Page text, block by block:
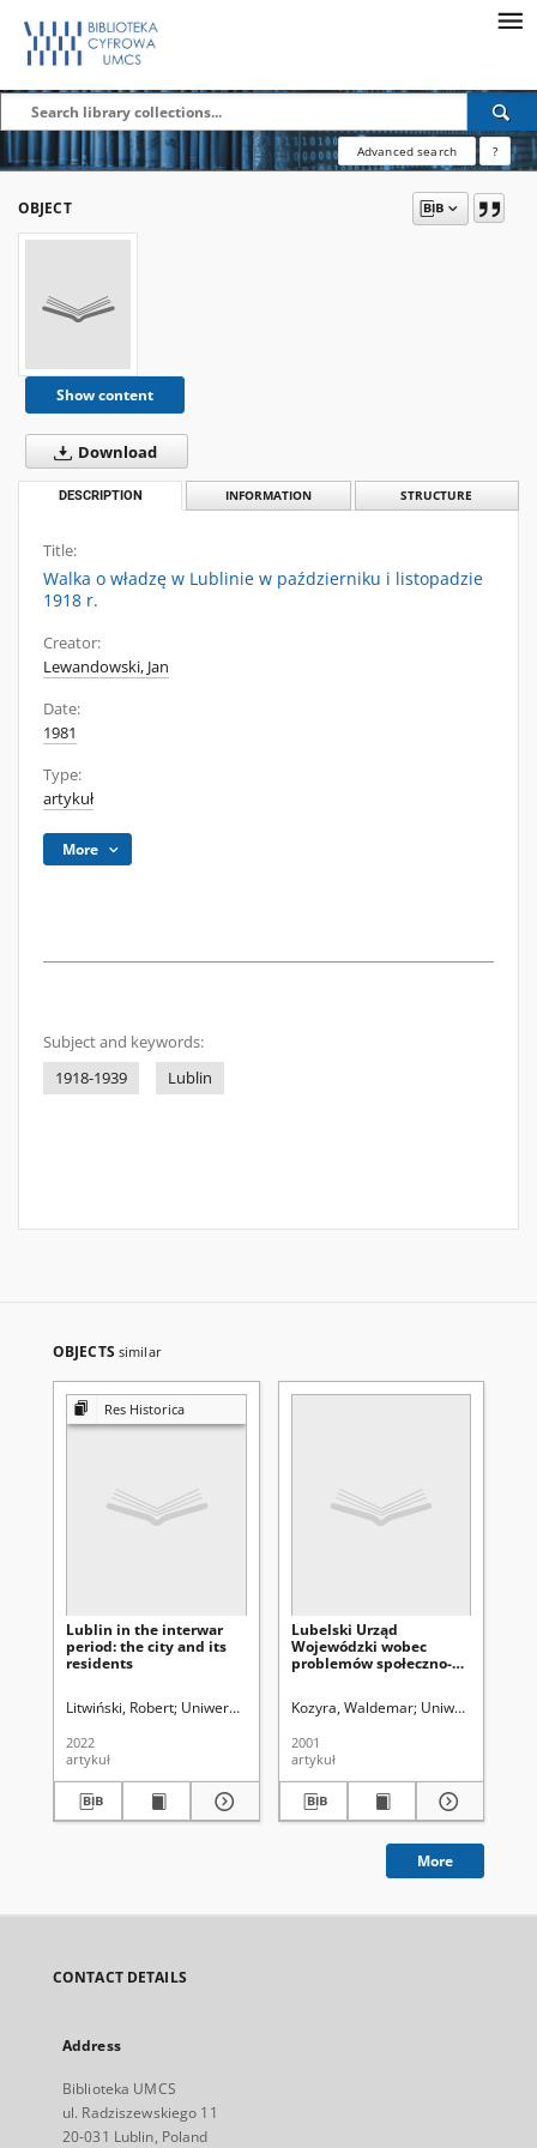
Advanced search ?
OBJECT
Show content
Download
DESCRIPTION INFORMATION STRUCTURE
Title:
Walka o władzę w Lublinie w październiku i listopadzie
1918 r.
Creator:
Lewandowski, Jan
Date:
1981
Type:
artykuł
More
Subject and keywords:
1918-1939
Lublin
OBJECTS similar
Res Historica
Lublin in the interwar
period: the city and its
residents
Litwiński, Robert Uniwersytet Marii Curie-Skłodowskiej (Lublin)
2022
artykuł
Lubelski Urząd
Wojewódzki wobec
problemów społeczno-
1919-1926
Kozyra, Waldemar Uniwersytet
2001
artykuł
More
CONTACT DETAILS
Address
Biblioteka UMCS
ul. Radziszewskiego 11
20-031 Lublin, Poland